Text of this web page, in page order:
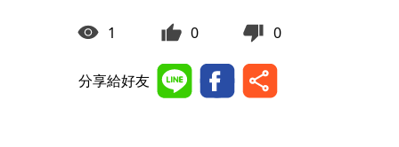
1 0 0
分享給好友